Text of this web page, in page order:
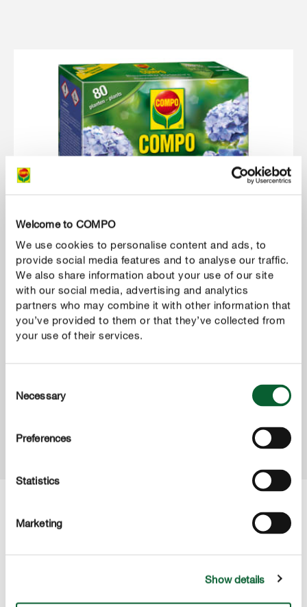
Welcome to COMPO
We use cookies to personalise content and ads, to
provide social media features and to analyse our traffic.
We also share information about your use of our site
with our social media, advertising and analytics
partners who may combine it with other information that
you’ve provided to them or that they’ve collected from
your use of their services.
Selection
Necessary
Preferences
Statistics
Marketing
Show details
Partager